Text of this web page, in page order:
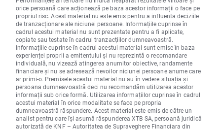
orice persoană care acționează pe baza acestor informații o face pe
propriul risc. Acest material nu este emis pentru a influenta deciziile
de tranzacționare ale niciunei persoane. Informațiile cuprinse în
cadrul acestui material nu sunt prezentate pentru a fi aplicate,
copiate sau testate în cadrul tranzacțiilor dumneavoastră.
Informațiile cuprinse în cadrul acestui material sunt emise în baza
experienței proprii a emitentului și nu reprezintă o recomandare
individuală, nu vizează atingerea anumitor obiective, randamente
financiare și nu se adresează nevoilor niciunei persoane anume care
ar primi-o. Premisele acestui material nu au în vedere situația și
persoana dumneavoastră deci nu recomandăm utilizarea acestor
informații sub orice formă. Utilizarea informațiilor cuprinse în cadrul
acestui material în orice modalitate se face pe propria
dumneavoastră răspundere. Acest material este emis de către un
analist pentru care își asumă răspunderea XTB SA, persoană juridică
autorizată de KNF – Autoritatea de Supraveghere Financiara din